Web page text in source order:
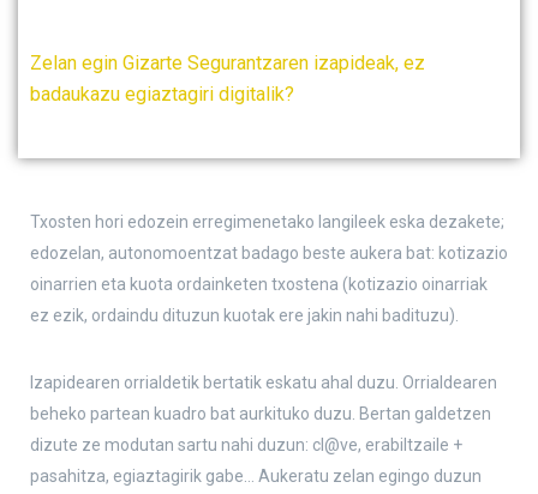
Zelan egin Gizarte Segurantzaren izapideak, ez
badaukazu egiaztagiri digitalik?
Txosten hori edozein erregimenetako langileek eska dezakete;
edozelan, autonomoentzat badago beste aukera bat: kotizazio
oinarrien eta kuota ordainketen txostena (kotizazio oinarriak
ez ezik, ordaindu dituzun kuotak ere jakin nahi badituzu).
Izapidearen orrialdetik bertatik eskatu ahal duzu. Orrialdearen
beheko partean kuadro bat aurkituko duzu. Bertan galdetzen
dizute ze modutan sartu nahi duzun: cl@ve, erabiltzaile +
pasahitza, egiaztagirik gabe… Aukeratu zelan egingo duzun